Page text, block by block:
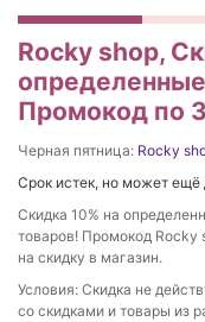
Rocky shop,
Промокод по
Черная пятница: Rocky
Срок истек, но может ещё
Скидка 10% на
товаров! Промокод Rocky
на скидку в магазин.
Условия: Скидка не
со скидками и товары из